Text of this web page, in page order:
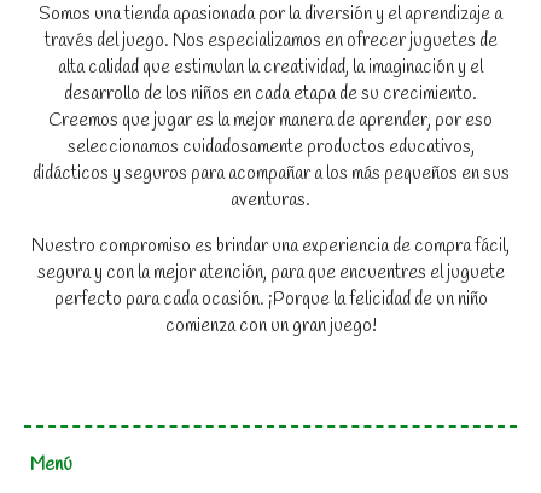
Somos una tienda apasionada por la diversión y el aprendizaje a
través del juego. Nos especializamos en ofrecer juguetes de
alta calidad que estimulan la creatividad, la imaginación y el
desarrollo de los niños en cada etapa de su crecimiento.
Creemos que jugar es la mejor manera de aprender, por eso
seleccionamos cuidadosamente productos educativos,
didácticos y seguros para acompañar a los más pequeños en sus
aventuras.
Nuestro compromiso es brindar una experiencia de compra fácil,
segura y con la mejor atención, para que encuentres el juguete
perfecto para cada ocasión. ¡Porque la felicidad de un niño
comienza con un gran juego!
Menú